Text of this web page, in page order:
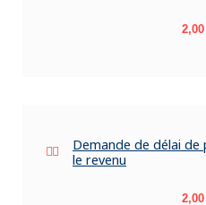
Prix
Demande de délai
le revenu
Prix